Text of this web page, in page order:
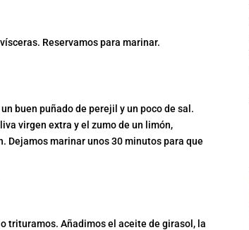
Reservamos para marinar.
buen puñado de perejil y un poco de sal.
virgen extra y el zumo de un limón,
Dejamos marinar unos 30 minutos para que
trituramos. Añadimos el aceite de girasol, la